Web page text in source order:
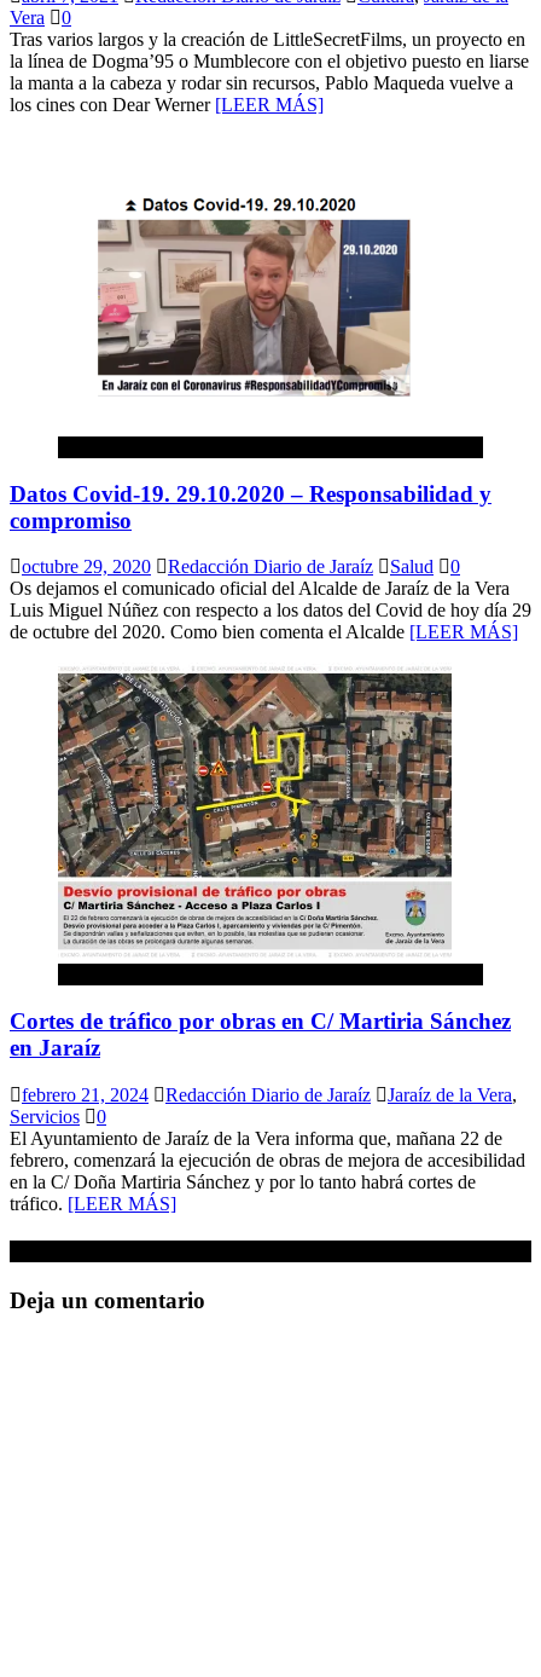
Vera
0
Tras varios largos y la creación de LittleSecretFilms, un proyecto en
la línea de Dogma’95 o Mumblecore con el objetivo puesto en liarse
la manta a la cabeza y rodar sin recursos, Pablo Maqueda vuelve a
los cines con Dear Werner [LEER MÁS]
Datos Covid-19. 29.10.2020 – Responsabilidad y
compromiso
octubre 29, 2020 Redacción Diario de Jaraíz Salud
0
Os dejamos el comunicado oficial del Alcalde de Jaraíz de la Vera
Luis Miguel Núñez con respecto a los datos del Covid de hoy día 29
de octubre del 2020. Como bien comenta el Alcalde [LEER MÁS]
Cortes de tráfico por obras en C/ Martiria Sánchez
en Jaraíz
febrero 21, 2024 Redacción Diario de Jaraíz Jaraíz de la Vera,
Servicios
0
El Ayuntamiento de Jaraíz de la Vera informa que, mañana 22 de
febrero, comenzará la ejecución de obras de mejora de accesibilidad
en la C/ Doña Martiria Sánchez y por lo tanto habrá cortes de
tráfico. [LEER MÁS]
Deja un comentario